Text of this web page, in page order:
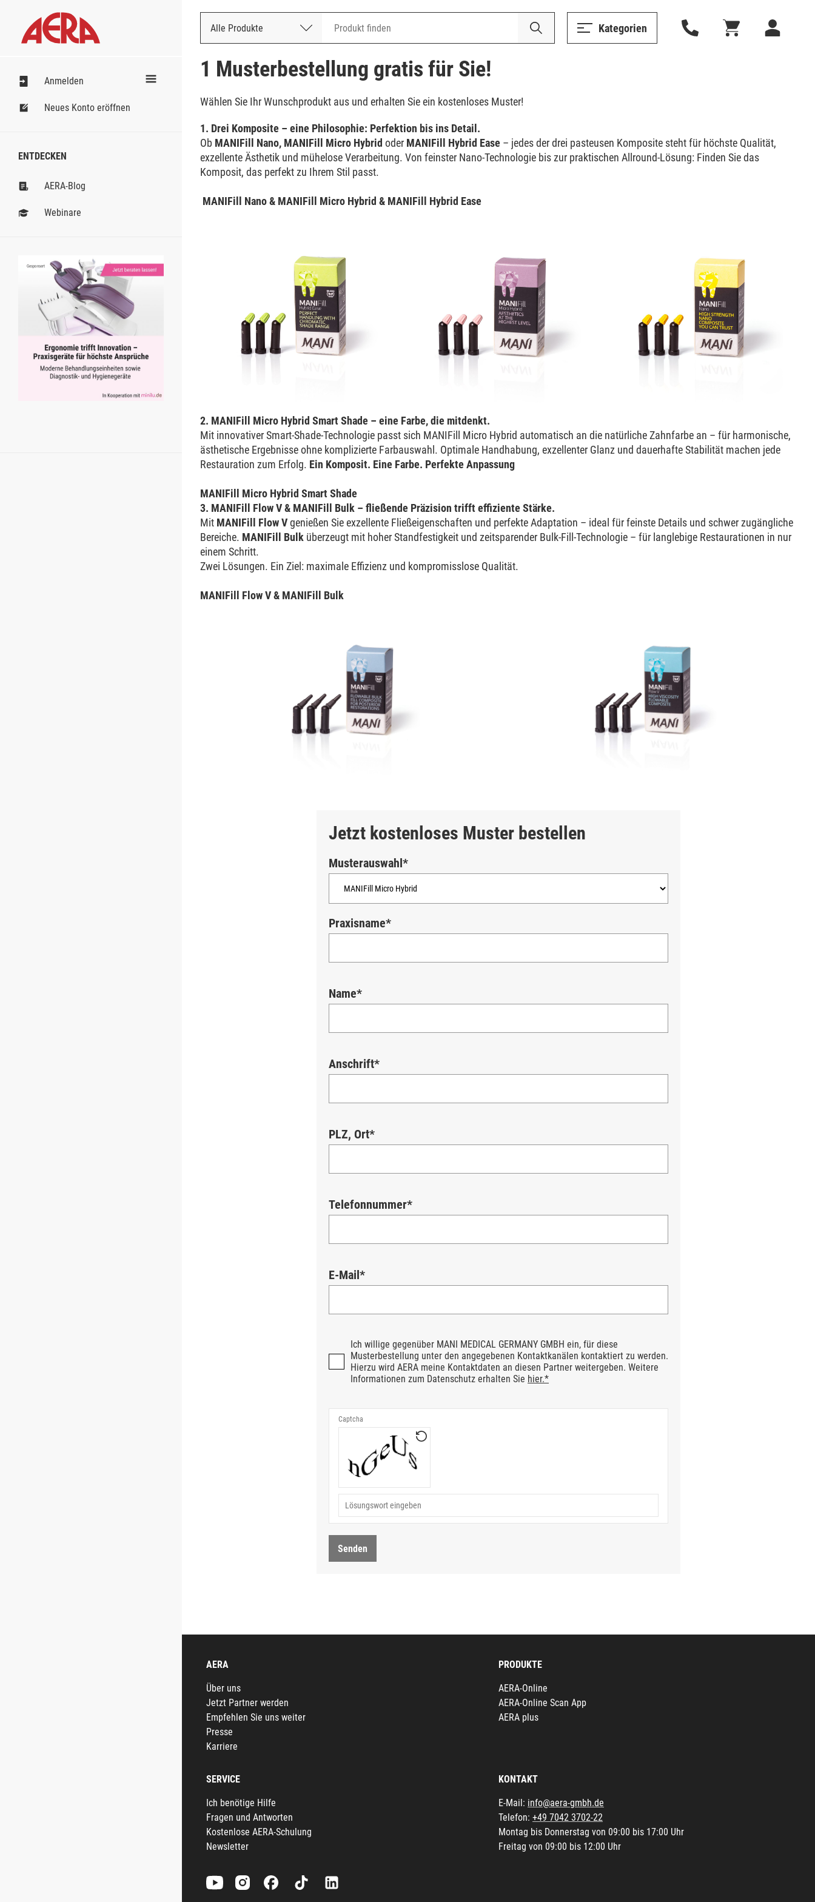
Alle Produkte
Nach Bestellnummer Kategorien
Anmelden
Neues Konto eröffnen
ENTDECKEN
AERA-Blog
Webinare
Gesponsert
1 Musterbestellung gratis für Sie!
Wählen Sie Ihr Wunschprodukt aus und erhalten Sie ein kostenloses Muster!
1. Drei Komposite – eine Philosophie: Perfektion bis ins Detail.
Ob MANIFill Nano, MANIFill Micro Hybrid oder MANIFill Hybrid Ease – jedes der drei pasteusen Komposite steht für höchste Qualität,
exzellente Ästhetik und mühelose Verarbeitung. Von feinster Nano-Technologie bis zur praktischen Allround-Lösung: Finden Sie das
Komposit, das perfekt zu Ihrem Stil passt.
MANIFill Nano & MANIFill Micro Hybrid & MANIFill Hybrid Ease
2. MANIFill Micro Hybrid Smart Shade – eine Farbe, die mitdenkt.
Mit innovativer Smart-Shade-Technologie passt sich MANIFill Micro Hybrid automatisch an die natürliche Zahnfarbe an – für harmonische,
ästhetische Ergebnisse ohne komplizierte Farbauswahl. Optimale Handhabung, exzellenter Glanz und dauerhafte Stabilität machen jede
Restauration zum Erfolg. Ein Komposit. Eine Farbe. Perfekte Anpassung
MANIFill Micro Hybrid Smart Shade
3. MANIFill Flow V & MANIFill Bulk – fließende Präzision trifft effiziente Stärke.
Mit MANIFill Flow Vgenießen Sie exzellente Fließeigenschaften und perfekte Adaptation – ideal für feinste Details und schwer zugängliche
Bereiche. MANIFill Bulk überzeugt mit hoher Standfestigkeit und zeitsparender Bulk-Fill-Technologie – für langlebige Restaurationen in nur
einem Schritt.
Zwei Lösungen. Ein Ziel: maximale Effizienz und kompromisslose Qualität.
MANIFill Flow V & MANIFill Bulk
Jetzt kostenloses Muster bestellen
Musterauswahl*
Praxisname*
Name*
Anschrift*
PLZ, Ort*
Telefonnummer*
E-Mail*
Ich willige gegenüber MANI MEDICAL GERMANY GMBH ein, für diese
Musterbestellung unter den angegebenen Kontaktkanälen kontaktiert zu werden.
Hierzu wird AERA meine Kontaktdaten an diesen Partner weitergeben. Weitere
Informationen zum Datenschutz erhalten Sie hier.*
Senden
AERA
Über uns
Jetzt Partner werden
Empfehlen Sie uns weiter
Presse
Karriere
PRODUKTE
AERA-Online
AERA-Online Scan App
AERA plus
SERVICE
Ich benötige Hilfe
Fragen und Antworten
Kostenlose AERA-Schulung
Newsletter
KONTAKT
E-Mail: info@aera-gmbh.de
Telefon: +49 7042 3702-22
Montag bis Donnerstag von 09:00 bis 17:00 Uhr
Freitag von 09:00 bis 12:00 Uhr